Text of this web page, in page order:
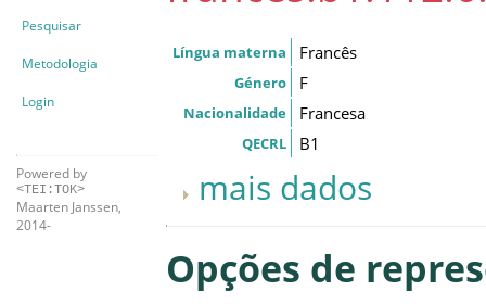
Pesquisar
Metodologia
Login
Powered by
<TEI:TOK>
Maarten Janssen,
2014-
Língua materna Francês
Género F
Nacionalidade Francesa
QECRL B1
mais dados
Opções de